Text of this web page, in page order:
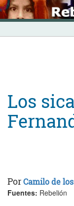
Skip
to
content
INICIO
Los
PorCamilo de
Fuentes: Rebelión